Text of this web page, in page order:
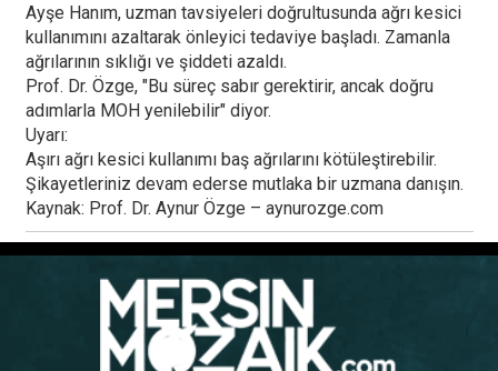
Ayşe Hanım, uzman tavsiyeleri doğrultusunda ağrı kesici
kullanımını azaltarak önleyici tedaviye başladı. Zamanla
ağrılarının sıklığı ve şiddeti azaldı.
Prof. Dr. Özge, "Bu süreç sabır gerektirir, ancak doğru
adımlarla MOH yenilebilir" diyor.
Uyarı:
Aşırı ağrı kesici kullanımı baş ağrılarını kötüleştirebilir.
Şikayetleriniz devam ederse mutlaka bir uzmana danışın.
Kaynak: Prof. Dr. Aynur Özge – aynurozge.com